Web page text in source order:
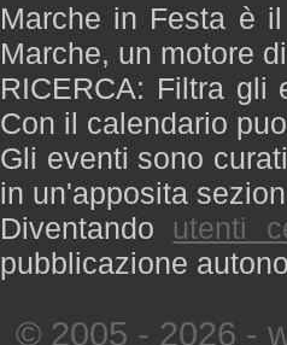
Marche in Festa è
Marche, un motore
RICERCA: Filtra gli
Con il calendario
Gli eventi sono
in un'apposita
Diventando utenti
pubblicazione
© 2005 - 2026 -